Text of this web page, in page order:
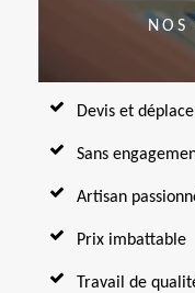
NOS
Devis et
Sans
Artisan
Prix imbattable
Travail de